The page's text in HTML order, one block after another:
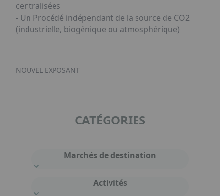
centralisées
- Un Procédé indépendant de la source de CO2
(industrielle, biogénique ou atmosphérique)
NOUVEL EXPOSANT
CATÉGORIES
Marchés de destination
Activités